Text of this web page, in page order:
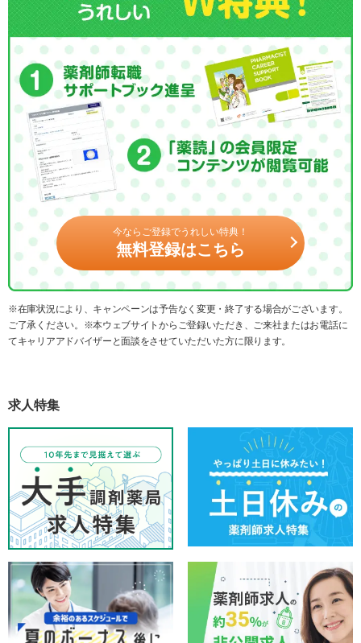
今ならご登録でうれしい特典！
無料登録はこちら
※在庫状況により、キャンペーンは予告なく変更・終了する場合がございます。
ご了承ください。※本ウェブサイトからご登録いただき、ご来社またはお電話に
てキャリアアドバイザーと面談をさせていただいた方に限ります。
求人特集